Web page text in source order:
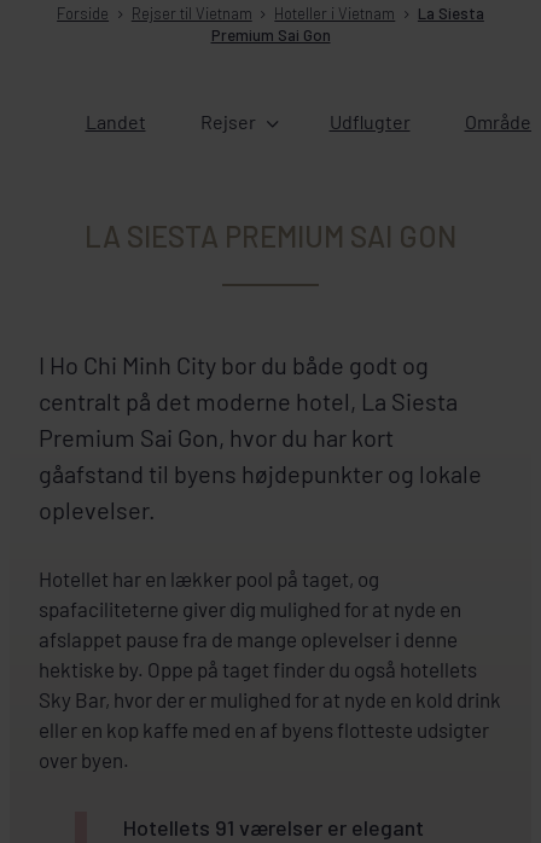
Forside Rejser til Vietnam Hoteller i Vietnam
La Siesta
Premium Sai Gon
Landet Rejser Udflugter
LA SIESTA PREMIUM SAI GON
I Ho Chi Minh City bor du både godt og
centralt på det moderne hotel, La Siesta
Premium Sai Gon, hvor du har kort
gåafstand til byens højdepunkter og lokale
oplevelser.
Hotellet har en lækker pool på taget, og
spafaciliteterne giver dig mulighed for at nyde en
afslappet pause fra de mange oplevelser i denne
hektiske by. Oppe på taget finder du også hotellets
Sky Bar, hvor der er mulighed for at nyde en kold drink
eller en kop kaffe med en af byens flotteste udsigter
over byen.
Hotellets 91 værelser er elegant